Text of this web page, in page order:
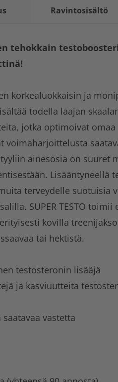
Ravintosisältö
tehokkain
korkealuokkaisin ja
todella laajan
jotka optimoivat omaa
tyyliin ainesosia on suuret
Lisääntyneellä
terveydelle suotuisia
SUPER TESTO toimii
kovilla
tai hektistä.
testosteronin lisääjä
ja kasviuutteita
vastetta